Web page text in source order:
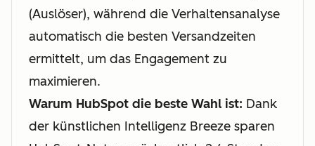
(Auslöser), während die Verhaltensanalyse
automatisch die besten Versandzeiten
ermittelt, um das Engagement zu
maximieren.
Warum HubSpot die beste Wahl ist: Dank
der künstlichen Intelligenz Breeze sparen